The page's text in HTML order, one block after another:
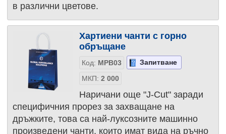
в различни цветове.
Хартиени чанти с горно
обръщане
Код: MPB03
Запитване
МКП: 2 000
Наричани още "J-Cut" заради
специфичния прорез за захващане на
дръжките, това са най-луксозните машинно
произведени чанти, които имат вида на ръчно